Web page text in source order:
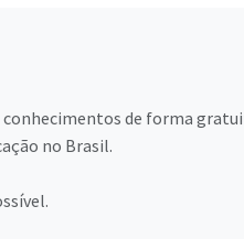
conhecimentos de forma
no Brasil.